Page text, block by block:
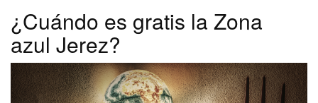
¿Cuándo es gratis la Zona
azul Jerez?